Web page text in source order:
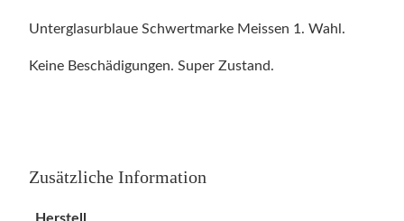
Unterglasurblaue Schwertmarke Meissen 1. Wahl.
Keine Beschädigungen. Super Zustand.
Zusätzliche Information